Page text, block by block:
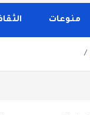
الحياة الحديث،
منوعات